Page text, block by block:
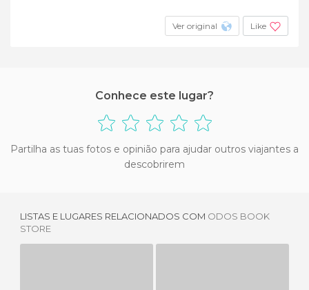
Ver original Like
Conhece este lugar?
Partilha as tuas fotos e opinião para ajudar outros viajantes a
descobrirem
LISTAS E LUGARES RELACIONADOS COM ODOS BOOK
STORE